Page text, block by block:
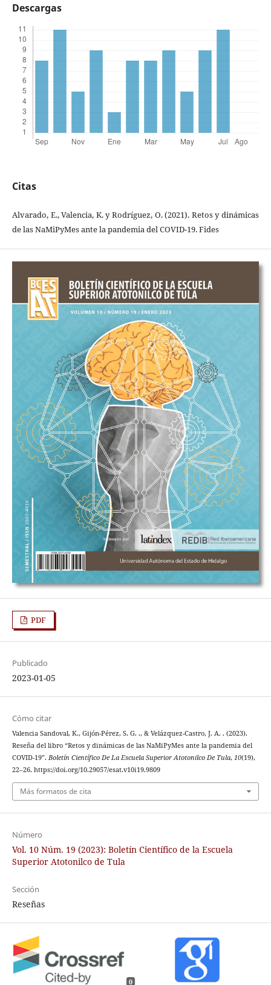
Descargas
Citas
Alvarado, E., Valencia, K. y Rodríguez, O. (2021). Retos y dinámicas
de las NaMiPyMes ante la pandemia del COVID-19. Fides
PDF
Publicado
2023-01-05
Cómo citar
Valencia Sandoval, K., Gijón-Pérez, S. G. ., & Velázquez-Castro, J. A. . (2023).
Reseña del libro “Retos y dinámicas de las NaMiPyMes ante la pandemia del
COVID-19”. Boletín Científico De La Escuela Superior Atotonilco De Tula, 10(19),
22–26. https://doi.org/10.29057/esat.v10i19.9809
Más formatos de cita
Número
Vol. 10 Núm. 19 (2023): Boletín Científico de la Escuela
Superior Atotonilco de Tula
Sección
Reseñas
0